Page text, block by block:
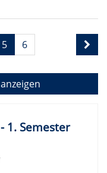
5 6
1. Semester